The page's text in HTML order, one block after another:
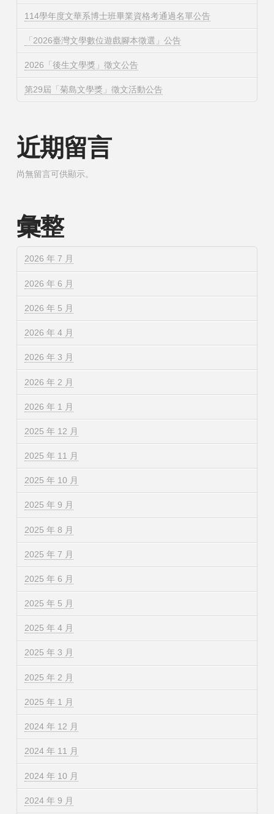
114學年度文華系博士班畢業資格考通過名單公告
「2026臺灣文學數位遊戲腳本徵選」公告
2026「後生文學獎」徵文公告
第29屆「菊島文學獎」徵文活動公告
近期留言
尚無留言可供顯示。
彙整
2026 年 7 月
2026 年 6 月
2026 年 5 月
2026 年 4 月
2026 年 3 月
2026 年 2 月
2026 年 1 月
2025 年 12 月
2025 年 11 月
2025 年 10 月
2025 年 9 月
2025 年 8 月
2025 年 7 月
2025 年 6 月
2025 年 5 月
2025 年 4 月
2025 年 3 月
2025 年 2 月
2025 年 1 月
2024 年 12 月
2024 年 11 月
2024 年 10 月
2024 年 9 月